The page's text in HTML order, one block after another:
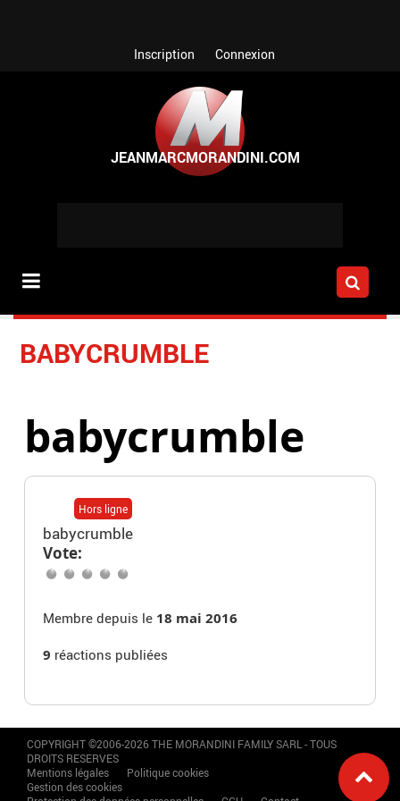
Inscription Connexion
BABYCRUMBLE
babycrumble
Hors ligne
babycrumble
Vote:
Membre depuis le 18 mai 2016
9 réactions publiées
COPYRIGHT ©2006-2026 THE MORANDINI FAMILY SARL - TOUS
DROITS RESERVES
Mentions légales
Politique cookies
Gestion des cookies